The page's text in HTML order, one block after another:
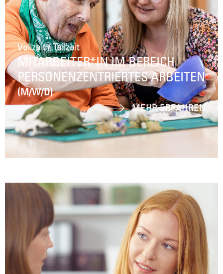
Vollzeit / Teilzeit
MITARBEITER*IN IM BEREICH
PERSONENZENTRIERTES ARBEITEN
(M/W/D)
MEHR ERFAHREN